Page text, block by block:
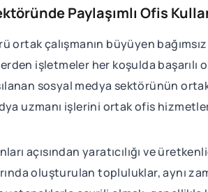
Paylaşımlı Ofis
ortak çalışmanın büyüyen
işletmeler her koşulda başarılı
sosyal medya sektörünün
uzmanı işlerini ortak ofis
açısından yaratıcılığı ve
oluşturulan topluluklar, aynı